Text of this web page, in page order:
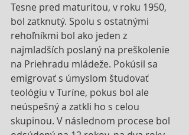
Tesne pred maturitou, v roku 1950,
bol zatknutý. Spolu s ostatnými
rehoľníkmi bol ako jeden z
najmladších poslaný na preškolenie
na Priehradu mládeže. Pokúsil sa
emigrovať s úmyslom študovať
teológiu v Turíne, pokus bol ale
neúspešný a zatkli ho s celou
skupinou. V následnom procese bol